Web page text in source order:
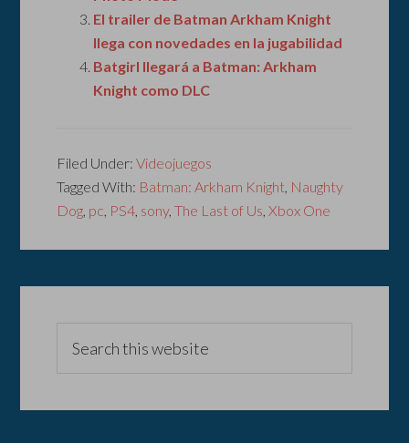
El trailer de Batman Arkham Knight
llega con novedades en la jugabilidad
Batgirl llegará a Batman: Arkham
Knight como DLC
Filed Under:Videojuegos
Tagged With: Batman: Arkham Knight Naughty
Dog pc PS4 sony,The Last of Us ,Xbox One